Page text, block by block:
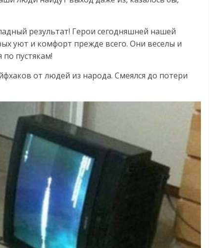
результат! Герои сегодняшней нашей
уют и комфорт прежде всего. Они веселы и
пустякам!
от людей из народа. Смеялся до потери